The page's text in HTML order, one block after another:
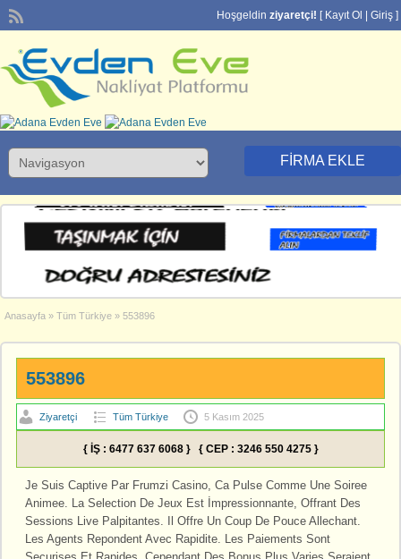
Hoşgeldin ziyaretçi! [ Kayıt Ol Giriş ]
FIRMA EKLE
Anasayfa » Tüm Türkiye » 553896
553896
Ziyaretçi Tüm Türkiye 5 Kasım 2025
{ İŞ : 6477 637 6068 } { CEP : 3246 550 4275 }
Je Suis Captive Par Frumzi Casino, Ca Pulse Comme Une Soiree
Animee. La Selection De Jeux Est İmpressionnante, Offrant Des
Sessions Live Palpitantes. Il Offre Un Coup De Pouce Allechant.
Les Agents Repondent Avec Rapidite. Les Paiements Sont